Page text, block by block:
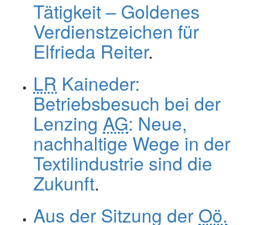
Tätigkeit – Goldenes
Verdienstzeichen für
Elfrieda Reiter.
LR Kaineder:
Betriebsbesuch bei der
Lenzing AG: Neue,
nachhaltige Wege in der
Textilindustrie sind die
Zukunft.
Aus der Sitzung der Oö.